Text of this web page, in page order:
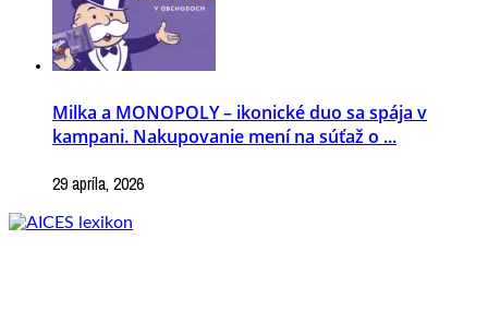
Milka a MONOPOLY – ikonické duo sa spája v
kampani. Nakupovanie mení na súťaž o ...
29 apríla, 2026